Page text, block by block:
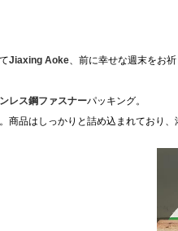
Jiaxing Aoke、前に幸せな週末をお
レス鋼ファスナーパッキング。
商品はしっかりと詰め込まれており